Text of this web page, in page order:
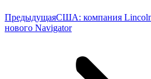
ПредыдущаяПредыдущая
запись:
США: компания Lincoln
нового Navigator